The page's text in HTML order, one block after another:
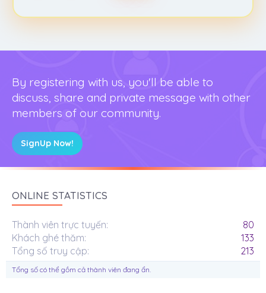
By registering with us, you'll be able to
discuss, share and private message with other
members of our community.
SignUp Now!
ONLINE STATISTICS
Thành viên trực tuyến
80
Khách ghé thăm
133
Tổng số truy cập
213
Tổng số có thể gồm cả thành viên đang ẩn.